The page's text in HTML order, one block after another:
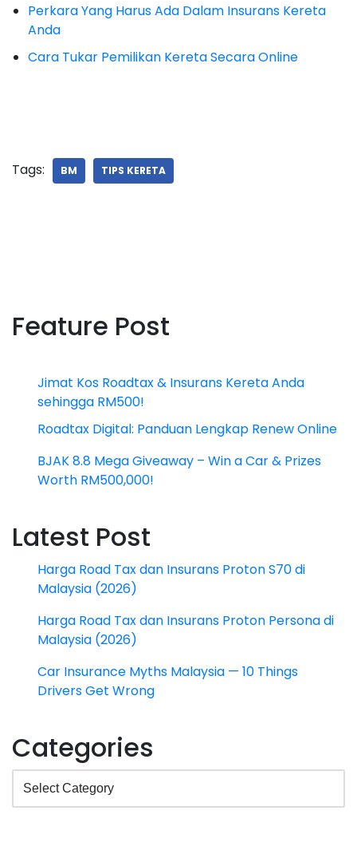
Perkara Yang Harus Ada Dalam Insurans Kereta
Anda
Cara Tukar Pemilikan Kereta Secara Online
Tags: BM TIPS KERETA
Feature Post
Jimat Kos Roadtax & Insurans Kereta Anda
sehingga RM500!
Roadtax Digital: Panduan Lengkap Renew Online
BJAK 8.8 Mega Giveaway – Win a Car & Prizes
Worth RM500,000!
Latest Post
Harga Road Tax dan Insurans Proton S70 di
Malaysia (2026)
Harga Road Tax dan Insurans Proton Persona di
Malaysia (2026)
Car Insurance Myths Malaysia — 10 Things
Drivers Get Wrong
Categories